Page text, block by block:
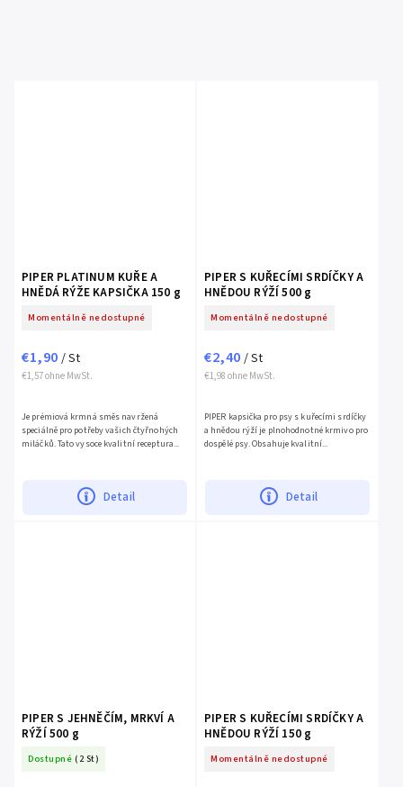
PIPER PLATINUM KUŘE A
HNĚDÁ RÝŽE KAPSIČKA 150 g
Momentálně nedostupné
€1,57 ohne MwSt.
€1,90 / St
Detail
Je prémiová krmná směs navržená
speciálně pro potřeby vašich čtyřnohých
miláčků. Tato vysoce kvalitní receptura...
PIPER S KUŘECÍMI SRDÍČKY A
HNĚDOU RÝŽÍ 500 g
Momentálně nedostupné
€1,98 ohne MwSt.
€2,40 / St
Detail
PIPER kapsička pro psy s kuřecími srdíčky
a hnědou rýží je plnohodnotné krmivo pro
dospělé psy. Obsahuje kvalitní...
PIPER S JEHNĚČÍM, MRKVÍ A
RÝŽÍ 500 g
Dostupné (2 St)
PIPER S KUŘECÍMI SRDÍČKY A
HNĚDOU RÝŽÍ 150 g
Momentálně nedostupné